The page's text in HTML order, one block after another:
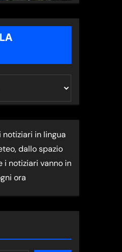
notiziari in lingua
dallo spazio
i notiziari vanno in
ora